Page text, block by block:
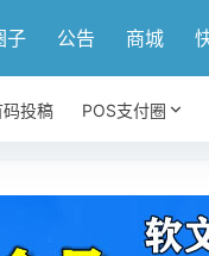
子 公告 商城
码投稿 POS支付圈